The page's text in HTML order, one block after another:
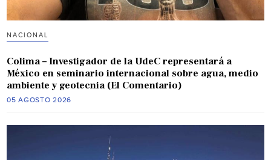
NACIONAL
Colima – Investigador de la UdeC representará a
México en seminario internacional sobre agua, medio
ambiente y geotecnia (El Comentario)
05 AGOSTO 2026